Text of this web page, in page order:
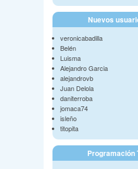
Nuevos
veronicabadilla
Belén
Luisma
Alejandro Garcia
alejandrovb
Juan Delola
daniterroba
jomaca74
isleño
titopita
Programación